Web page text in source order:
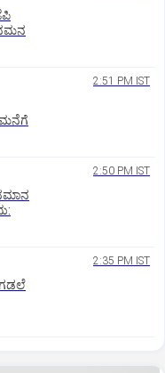
2:51 PM IST
ಮನೆಗೆ
2:50 PM IST
2:35 PM IST